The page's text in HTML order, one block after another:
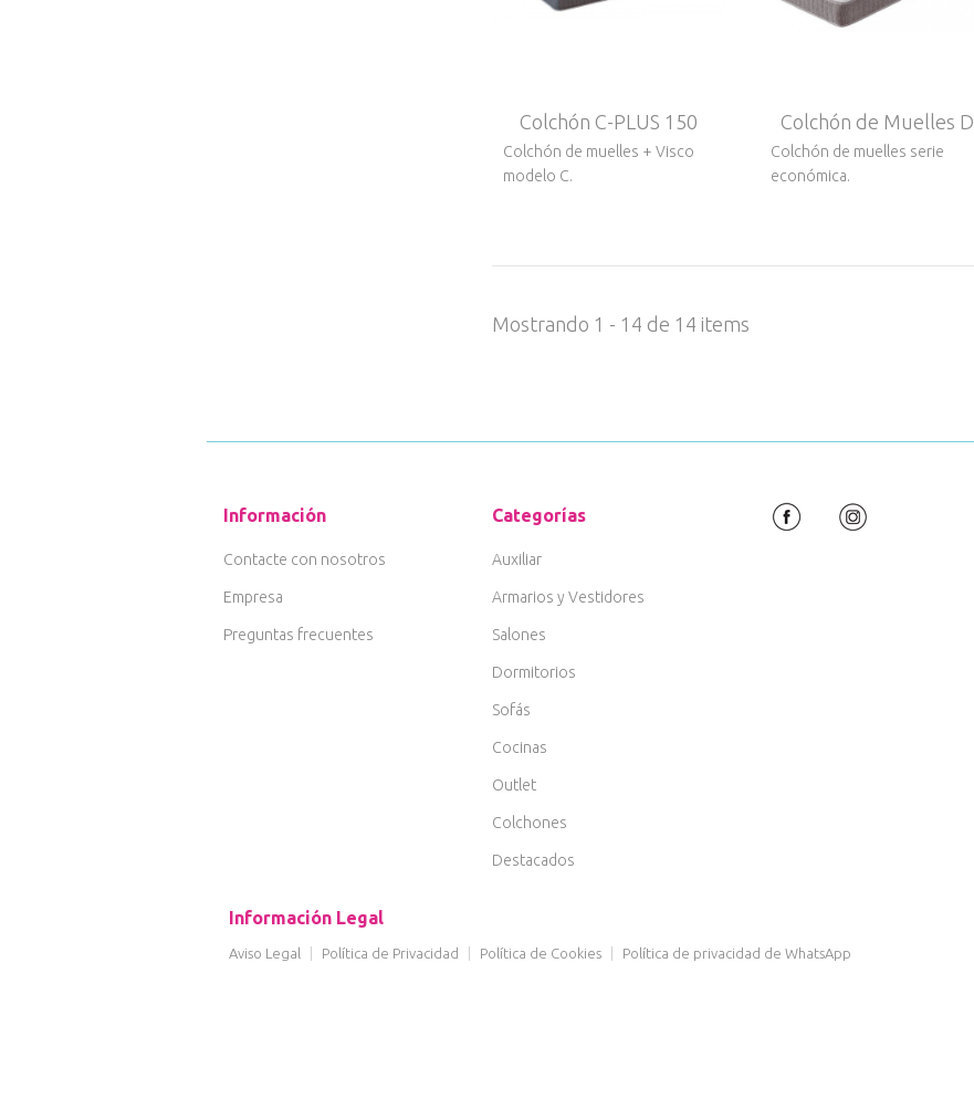
Colchón C-PLUS 150
Colchón de muelles + Visco
modelo C.
Colchón de Muelles D
Colchón de muelles serie
económica.
Mostrando 1 - 14 de 14 items
Información
Contacte con nosotros
Empresa
Preguntas frecuentes
Categorías
Auxiliar
Armarios y Vestidores
Salones
Dormitorios
Sofás
Cocinas
Outlet
Colchones
Destacados
Información Legal
Aviso Legal Política de Privacidad Política de Cookies Política de privacidad de WhatsApp